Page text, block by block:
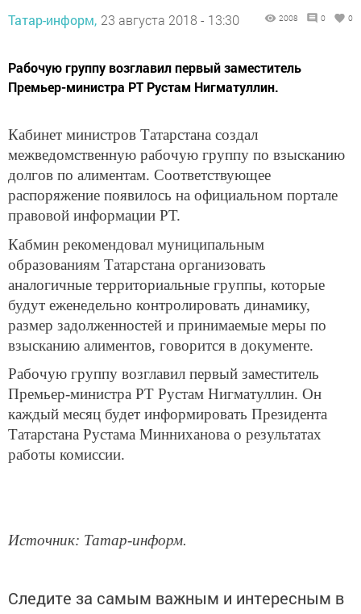
Татар-информ, 23 августа 2018 - 13:30 2008 0 0
Рабочую группу возглавил первый заместитель
Премьер-министра РТ Рустам Нигматуллин.
Кабинет министров Татарстана создал
межведомственную рабочую группу по взысканию
долгов по алиментам. Соответствующее
распоряжение появилось на официальном портале
правовой информации РТ.
Кабмин рекомендовал муниципальным
образованиям Татарстана организовать
аналогичные территориальные группы, которые
будут еженедельно контролировать динамику,
размер задолженностей и принимаемые меры по
взысканию алиментов, говорится в документе.
Рабочую группу возглавил первый заместитель
Премьер-министра РТ Рустам Нигматуллин. Он
каждый месяц будет информировать Президента
Татарстана Рустама Минниханова о результатах
работы комиссии.
Источник: Татар-информ.
Следите за самым важным и интересным в